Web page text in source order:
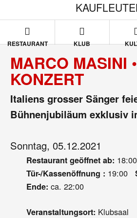
RESTAURANT KLUB
MARCO MASINI •
KONZERT
Italiens grosser Sänger
Bühnenjubiläum exklusiv
Sonntag, 05.12.2021
Restaurant geöffnet ab: 18:00
Tür-/Kassenöffnung : 19:00
Ende: ca. 22:00
Veranstaltungsort: Klubsaal